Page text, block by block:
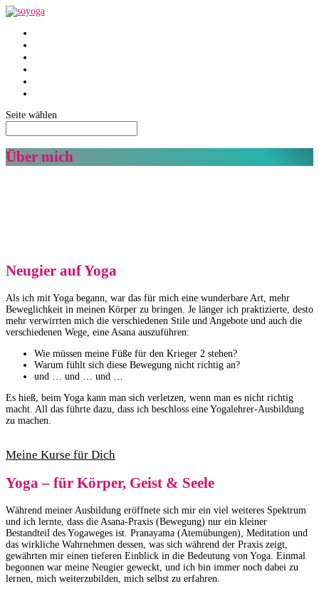
Seite wählen
Über mich
Neugier auf Yoga
Als ich mit Yoga begann, war das für mich eine wunderbare Art, mehr
Beweglichkeit in meinen Körper zu bringen. Je länger ich praktizierte, desto
mehr verwirrten mich die verschiedenen Stile und Angebote und auch die
verschiedenen Wege, eine Asana auszuführen:
Wie müssen meine Füße für den Krieger 2 stehen?
Warum fühlt sich diese Bewegung nicht richtig an?
und … und … und …
Es hieß, beim Yoga kann man sich verletzen, wenn man es nicht richtig
macht. All das führte dazu, dass ich beschloss eine Yogalehrer-Ausbildung
zu machen.
Meine Kurse für Dich
Yoga – für Körper, Geist & Seele
Während meiner Ausbildung eröffnete sich mir ein viel weiteres Spektrum
und ich lernte, dass die Asana-Praxis (Bewegung) nur ein kleiner
Bestandteil des Yogaweges ist. Pranayama (Atemübungen), Meditation und
das wirkliche Wahrnehmen dessen, was sich während der Praxis zeigt,
gewährten mir einen tieferen Einblick in die Bedeutung von Yoga. Einmal
begonnen war meine Neugier geweckt, und ich bin immer noch dabei zu
lernen, mich weiterzubilden, mich selbst zu erfahren.